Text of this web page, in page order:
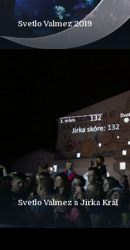
Svetlo Valmez 2019
Svetlo Valmez a Jirka Král